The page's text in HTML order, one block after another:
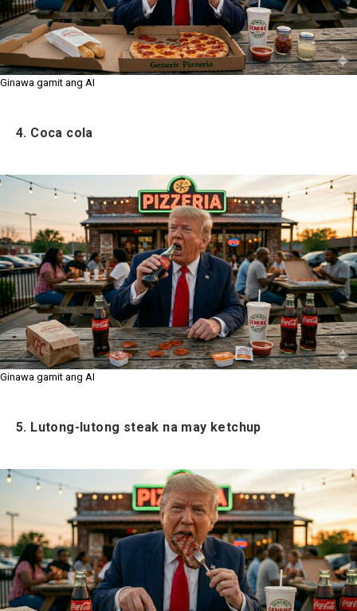
Ginawa gamit ang AI
4. Coca cola
Ginawa gamit ang AI
5. Lutong-lutong steak na may ketchup